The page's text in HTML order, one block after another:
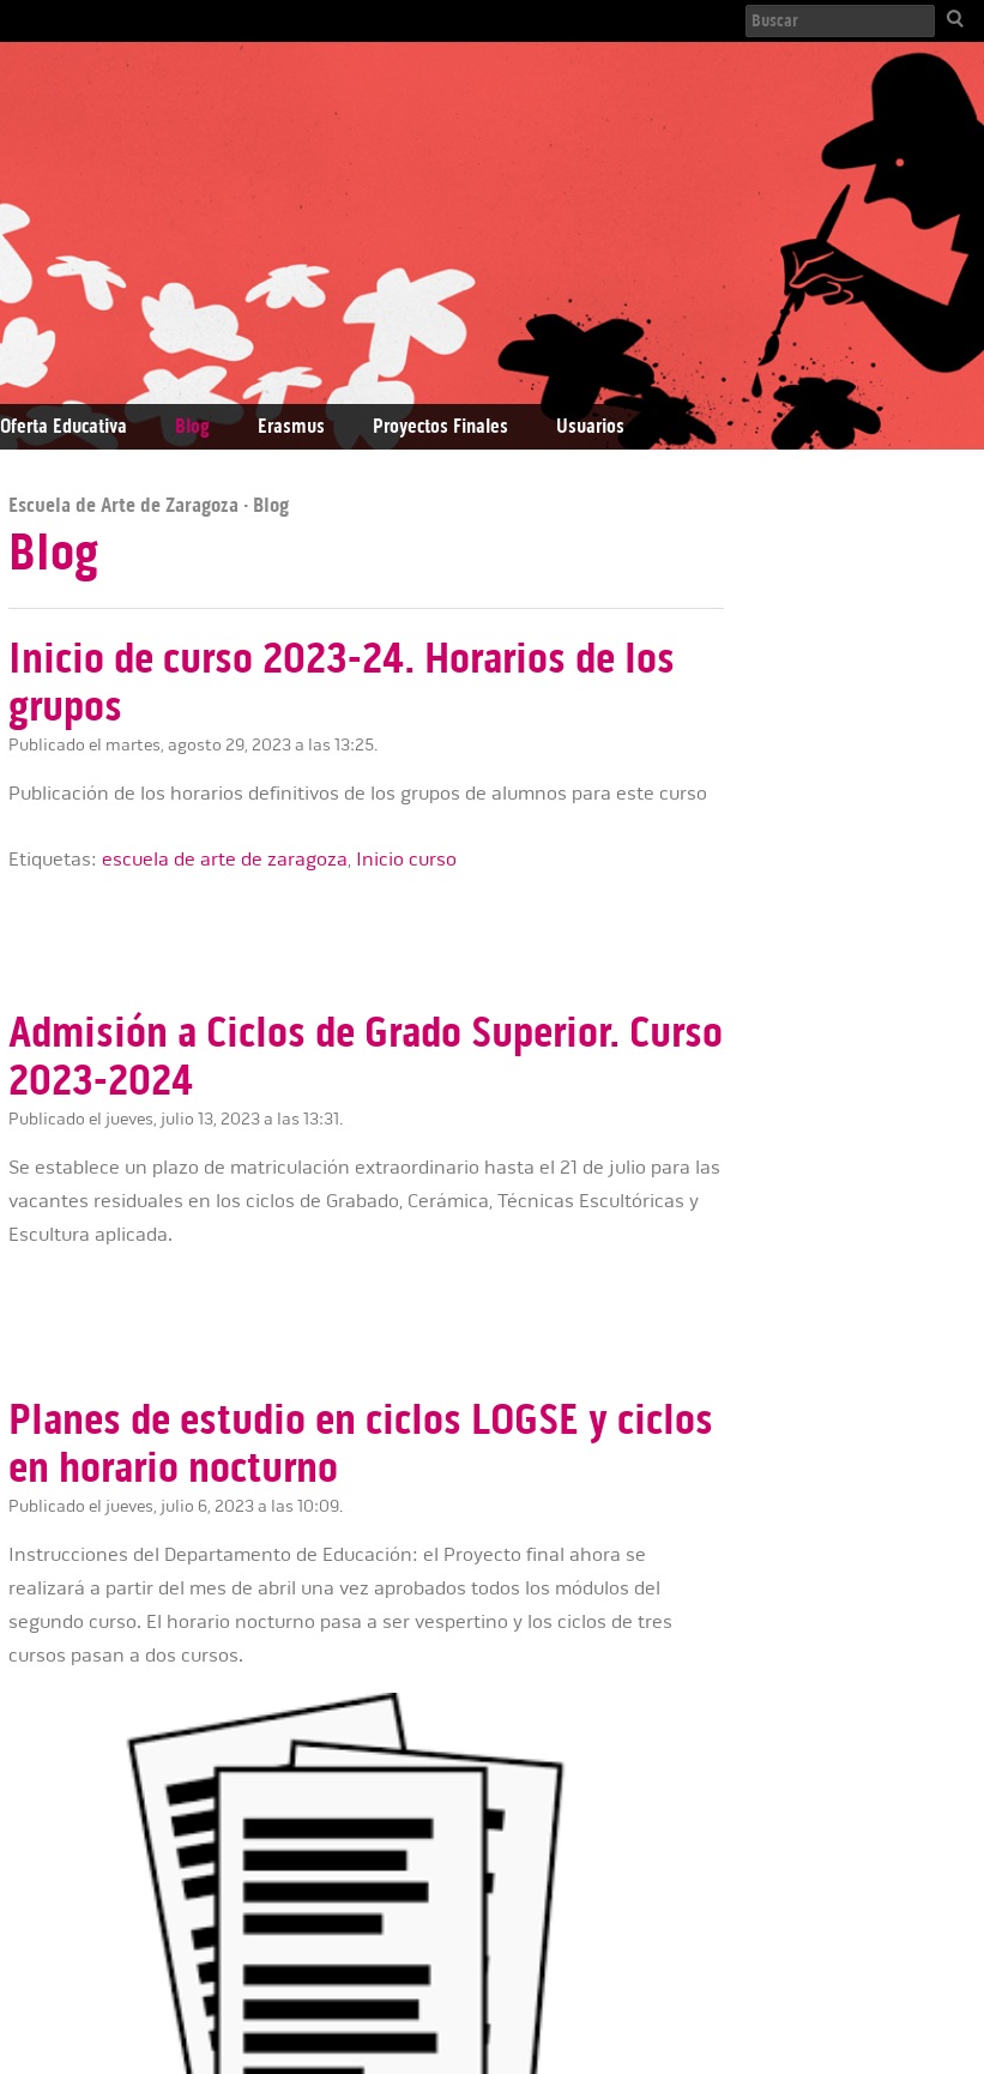
Oferta Educativa Blog Erasmus Proyectos Finales Usuarios
Escuela de Arte de Zaragoza · Blog
Blog
Inicio de curso 2023-24. Horarios de los
grupos
Publicado el martes, agosto 29, 2023 a las 13:25.
Publicación de los horarios definitivos de los grupos de alumnos para este curso
Etiquetas:escuela de arte de zaragoza, Inicio curso
Admisión a Ciclos de Grado Superior. Curso
2023-2024
Publicado el jueves, julio 13, 2023 a las 13:31.
Se establece un plazo de matriculación extraordinario hasta el 21 de julio para las
vacantes residuales en los ciclos de Grabado, Cerámica, Técnicas Escultóricas y
Escultura aplicada.
Planes de estudio en ciclos LOGSE y ciclos
en horario nocturno
Publicado el jueves, julio 6, 2023 a las 10:09.
Instrucciones del Departamento de Educación: el Proyecto final ahora se
realizará a partir del mes de abril una vez aprobados todos los módulos del
segundo curso. El horario nocturno pasa a ser vespertino y los ciclos de tres
cursos pasan a dos cursos.